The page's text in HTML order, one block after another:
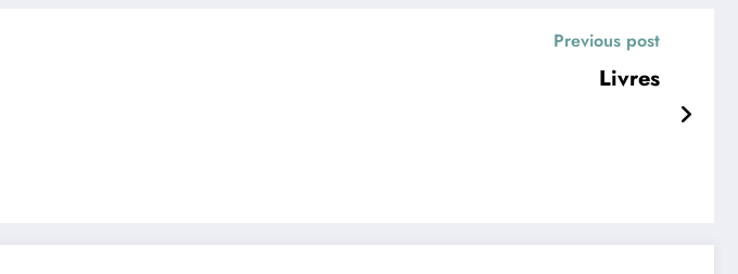
Previous post
Livres